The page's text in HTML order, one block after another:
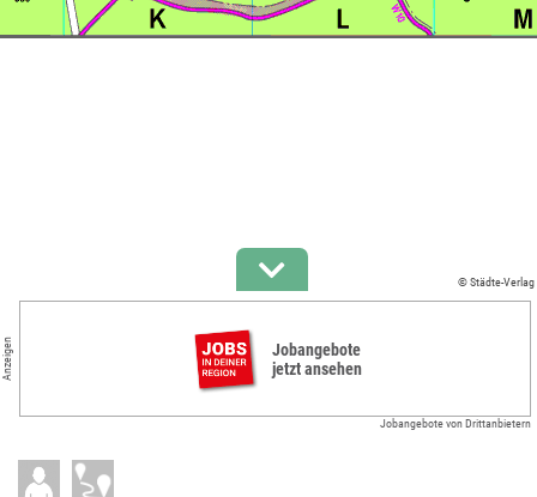
© Städte-Verlag
Anzeigen
Jobangebote
jetzt ansehen
Jobangebote von Drittanbietern